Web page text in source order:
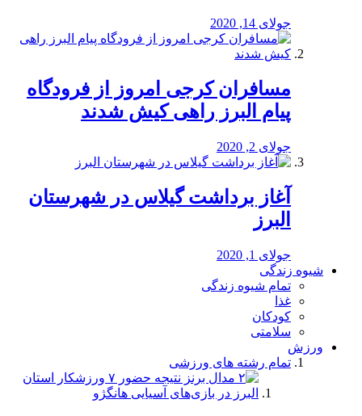
جولای 14, 2020
مسافران کرجی امروز از فرودگاه
پیام البرز راهی کیش شدند
جولای 2, 2020
آغاز برداشت گیلاس در شهرستان
البرز
جولای 1, 2020
شیوه زندگی
تمام شیوه زندگی
غذا
کودکان
سلامتی
ورزش
تمام رشته های ورزشی